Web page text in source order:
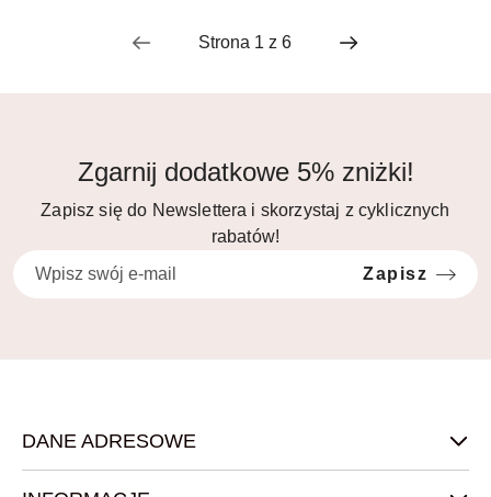
Zgarnij dodatkowe 5% zniżki!
Zapisz się do Newslettera i skorzystaj z cyklicznych
rabatów!
Zapisz
DANE ADRESOWE